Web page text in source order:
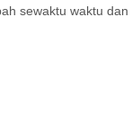
sewaktu waktu